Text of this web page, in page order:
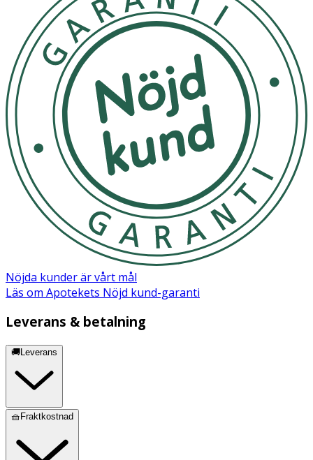
Nöjda kunder är vårt mål
Läs om Apotekets Nöjd kund-garanti
Leverans & betalning
🚚Leverans
🧺Fraktkostnad